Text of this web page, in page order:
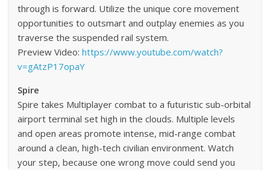
through is forward. Utilize the unique core movement
opportunities to outsmart and outplay enemies as you
traverse the suspended rail system.
Preview Video:https://www.youtube.com/watch?
v=gAtzP17opaY
Spire
Spire takes Multiplayer combat to a futuristic sub-orbital
airport terminal set high in the clouds. Multiple levels
and open areas promote intense, mid-range combat
around a clean, high-tech civilian environment. Watch
your step, because one wrong move could send you